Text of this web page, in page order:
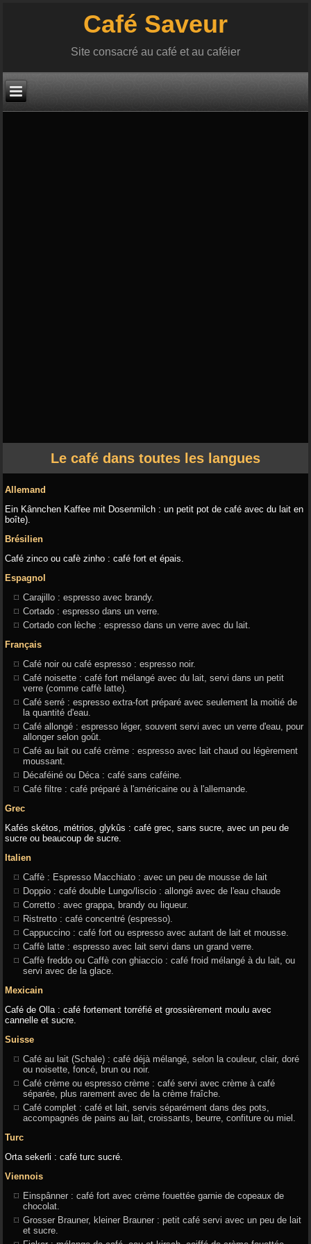
Café Saveur
Site consacré au café et au caféier
Le café dans toutes les langues
Allemand
Ein Kânnchen Kaffee mit Dosenmilch : un petit pot de café avec du lait en
boîte).
Brésilien
Café zinco ou cafè zinho : café fort et épais.
Espagnol
Carajillo : espresso avec brandy.
Cortado : espresso dans un verre.
Cortado con lèche : espresso dans un verre avec du lait.
Français
Café noir ou café espresso : espresso noir.
Café noisette : café fort mélangé avec du lait, servi dans un petit
verre (comme caffè latte).
Café serré : espresso extra-fort préparé avec seulement la moitié de
la quantité d'eau.
Café allongé : espresso léger, souvent servi avec un verre d'eau, pour
allonger selon goût.
Café au lait ou café crème : espresso avec lait chaud ou légèrement
moussant.
Décaféiné ou Déca : café sans caféine.
Café filtre : café préparé à l'américaine ou à l'allemande.
Grec
Kafés skétos, métrios, glykûs : café grec, sans sucre, avec un peu de
sucre ou beaucoup de sucre.
Italien
Caffè : Espresso Macchiato : avec un peu de mousse de lait
Doppio : café double Lungo/liscio : allongé avec de l'eau chaude
Corretto : avec grappa, brandy ou liqueur.
Ristretto : café concentré (espresso).
Cappuccino : café fort ou espresso avec autant de lait et mousse.
Caffè latte : espresso avec lait servi dans un grand verre.
Caffè freddo ou Caffè con ghiaccio : café froid mélangé à du lait, ou
servi avec de la glace.
Mexicain
Café de Olla : café fortement torréfié et grossièrement moulu avec
cannelle et sucre.
Suisse
Café au lait (Schale) : café déjà mélangé, selon la couleur, clair, doré
ou noisette, foncé, brun ou noir.
Café crème ou espresso crème : café servi avec crème à café
séparée, plus rarement avec de la crème fraîche.
Café complet : café et lait, servis séparément dans des pots,
accompagnés de pains au lait, croissants, beurre, confiture ou miel.
Turc
Orta sekerli : café turc sucré.
Viennois
Einspânner : café fort avec crème fouettée garnie de copeaux de
chocolat.
Grosser Brauner, kleiner Brauner : petit café servi avec un peu de lait
et sucre.